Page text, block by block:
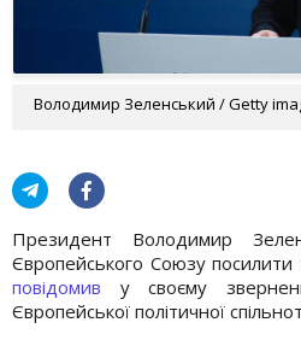
Володимир Зеленський / Getty
Президент Володимир
Європейського Союзу
повідомив у своєму
Європейської політичної